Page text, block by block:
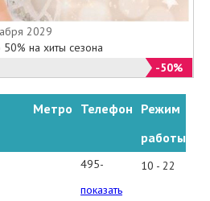
2029
на хиты сезона
-50%
Метро Телефон Режим
работы
495-
987-
показать
10 - 22